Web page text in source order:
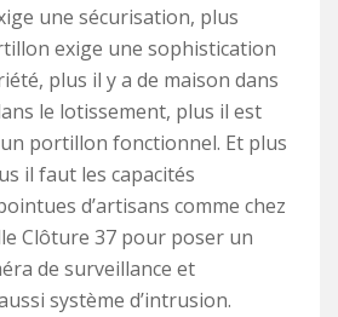
une sécurisation, plus
exige une sophistication
plus il y a de maison dans
le lotissement, plus il est
portillon fonctionnel. Et plus
il faut les capacités
d’artisans comme chez
Clôture 37 pour poser un
de surveillance et
système d’intrusion.